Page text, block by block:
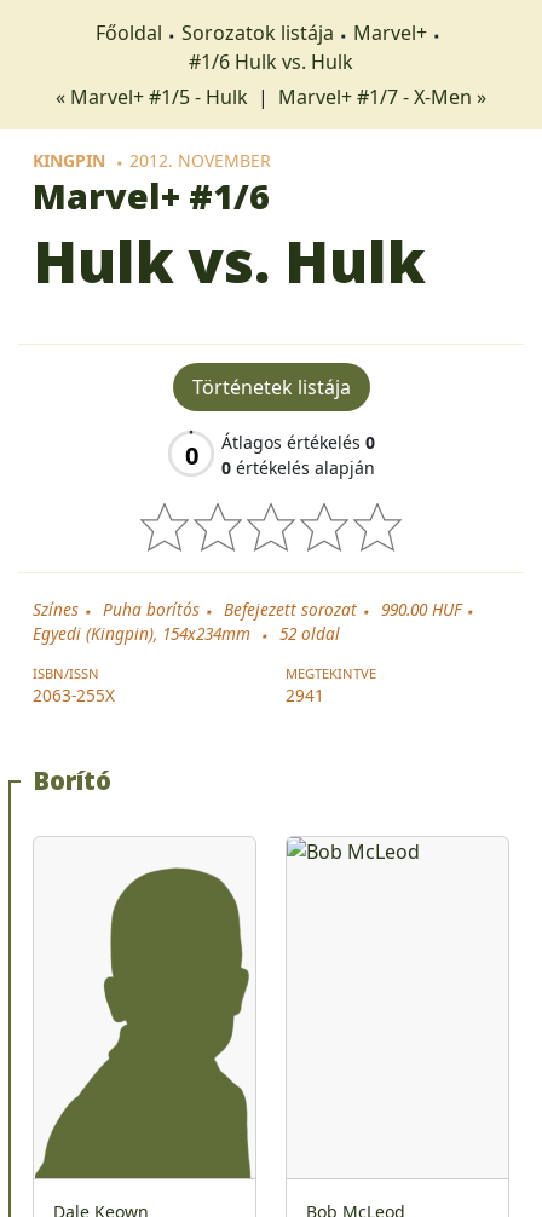
Főoldal Sorozatok listája
Marvel+
#1/6 Hulk vs. Hulk
« Marvel+ #1/5 - Hulk | Marvel+ #1/7 - X-Men »
KINGPIN 2012. NOVEMBER
Marvel+ #1/6
Hulk vs. Hulk
Történetek listája
0 Átlagos értékelés 0
0 értékelés alapján
Színes Puha borítós Befejezett sorozat
990.00 HUF
Egyedi (Kingpin), 154x234mm
52oldal
ISBN/ISSN
2063-255X
MEGTEKINTVE
2941
Borító
Dale Keown Bob McLeod